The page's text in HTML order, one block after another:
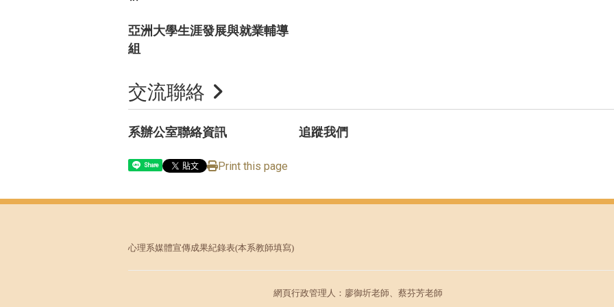
亞洲大學生涯發展與就業輔導
組
交流聯絡
系辦公室聯絡資訊 追蹤我們
Share Print this page
心理系媒體宣傳成果紀錄表(本系教師填寫)
網頁行政管理人：廖御圻老師、蔡芬芳老師